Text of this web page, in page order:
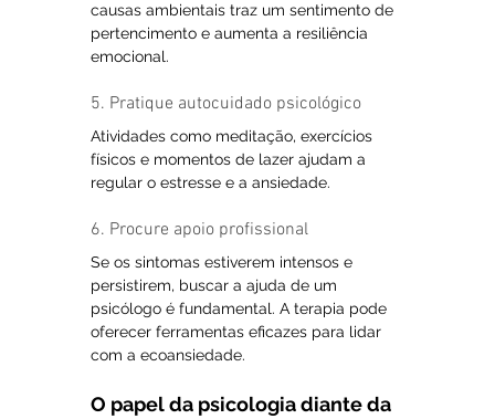
causas ambientais traz um sentimento de
pertencimento e aumenta a resiliência
emocional.
5. Pratique autocuidado psicológico
Atividades como meditação, exercícios
físicos e momentos de lazer ajudam a
regular o estresse e a ansiedade.
6. Procure apoio profissional
Se os sintomas estiverem intensos e
persistirem, buscar a ajuda de um
psicólogo é fundamental. A terapia pode
oferecer ferramentas eficazes para lidar
com a ecoansiedade.
O papel da psicologia diante da